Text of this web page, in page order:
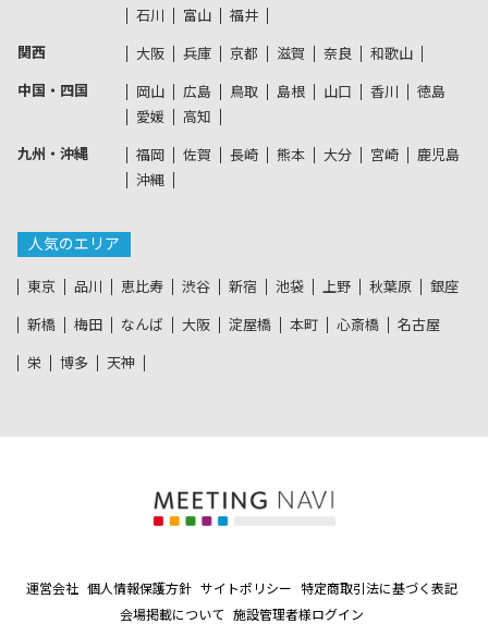
石川
富山 福井
関西 大阪 兵庫 京都 滋賀 奈良 和歌山
中国・四国 岡山 広島 鳥取 島根 山口 香川
徳島
愛媛
高知
九州・沖縄 福岡 佐賀 長崎 熊本 大分 宮崎
鹿児島
沖縄
人気のエリア
東京 品川 恵比寿 渋谷 新宿 池袋 上野 秋葉原 銀座
新橋 梅田 なんば 大阪 淀屋橋 本町 心斎橋 名古屋
栄 博多 天神
運営会社 個人情報保護方針 サイトポリシー
特定商取引法に基づく表記
会場掲載について
施設管理者様ログイン